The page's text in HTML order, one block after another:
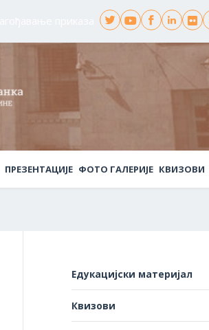
ПРЕЗЕНТАЦИЈЕ ФОТО ГАЛЕРИЈЕ КВИЗОВИ
Едукацијски материјал
Квизови